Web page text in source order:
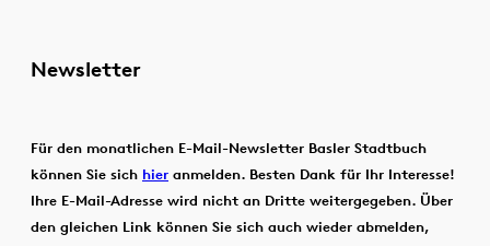
Newsletter
Für den monatlichen E-Mail-Newsletter Basler Stadtbuch
können Sie sich hier anmelden. Besten Dank für Ihr Interesse!
Ihre E-Mail-Adresse wird nicht an Dritte weitergegeben. Über
den gleichen Link können Sie sich auch wieder abmelden,